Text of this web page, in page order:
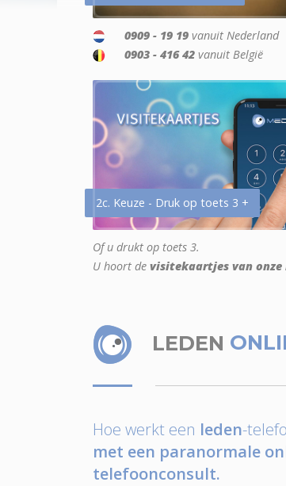
0909 - 19 19 vanuit Nederland
0903 - 416 42 vanuit België
2c. Keuze - Druk op toets 3 +
Of u drukt op toets 3.
U hoort de visitekaartjes van onze
LEDEN
Hoe werkt een leden-
met een paranormale
telefoonconsult.